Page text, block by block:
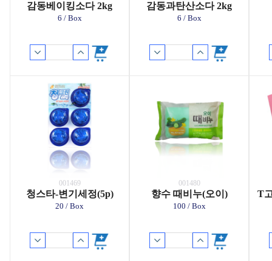
감동베이킹소다 2kg
6 / Box
감동과탄산소다 2kg
6 / Box
001469
청스타-변기세정(5p)
20 / Box
001480
향수 때비누(오이)
100 / Box
T